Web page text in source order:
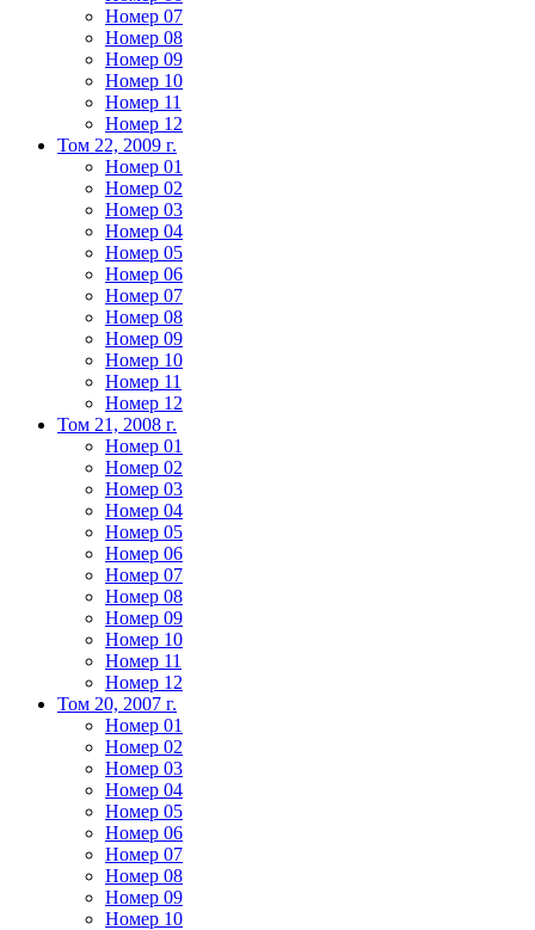
Номер 07
Номер 08
Номер 09
Номер 10
Номер 11
Номер 12
Том 22, 2009 г.
Номер 01
Номер 02
Номер 03
Номер 04
Номер 05
Номер 06
Номер 07
Номер 08
Номер 09
Номер 10
Номер 11
Номер 12
Том 21, 2008 г.
Номер 01
Номер 02
Номер 03
Номер 04
Номер 05
Номер 06
Номер 07
Номер 08
Номер 09
Номер 10
Номер 11
Номер 12
Том 20, 2007 г.
Номер 01
Номер 02
Номер 03
Номер 04
Номер 05
Номер 06
Номер 07
Номер 08
Номер 09
Номер 10